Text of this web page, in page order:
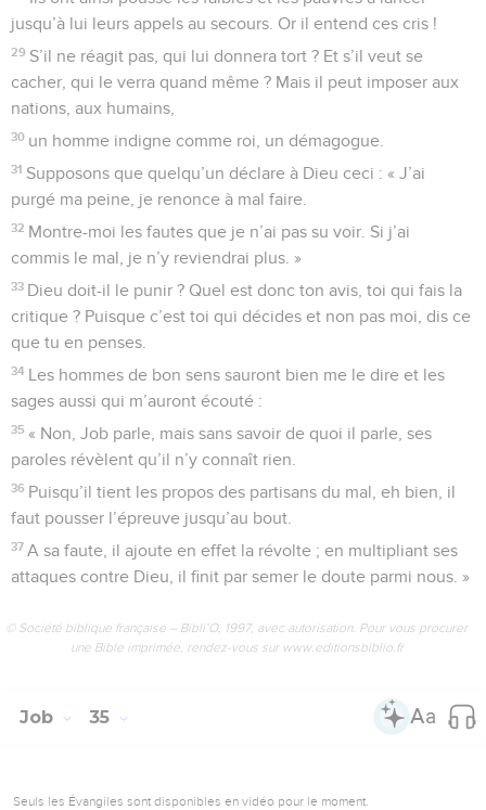
jusqu’à lui leurs appels au secours. Or il entend ces cris !
29 S’il ne réagit pas, qui lui donnera tort ? Et s’il veut se
cacher, qui le verra quand même ? Mais il peut imposer aux
nations, aux humains,
30 un homme indigne comme roi, un démagogue.
31 Supposons que quelqu’un déclare à Dieu ceci : « J’ai
purgé ma peine, je renonce à mal faire.
32 Montre-moi les fautes que je n’ai pas su voir. Si j’ai
commis le mal, je n’y reviendrai plus. »
33 Dieu doit-il le punir ? Quel est donc ton avis, toi qui fais la
critique ? Puisque c’est toi qui décides et non pas moi, dis ce
que tu en penses.
34 Les hommes de bon sens sauront bien me le dire et les
sages aussi qui m’auront écouté :
35 « Non, Job parle, mais sans savoir de quoi il parle, ses
paroles révèlent qu’il n’y connaît rien.
36 Puisqu’il tient les propos des partisans du mal, eh bien, il
faut pousser l’épreuve jusqu’au bout.
37 A sa faute, il ajoute en effet la révolte ; en multipliant ses
attaques contre Dieu, il finit par semer le doute parmi nous. »
© Société biblique française – Bibli’O, 1997, avec autorisation. Pour vous procurer
une Bible imprimée, rendez-vous sur www.editionsbiblio.fr
Job 35
Seuls les Évangiles sont disponibles en vidéo pour le moment.